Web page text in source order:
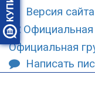
Версия
Официальная
Официальная
Написать